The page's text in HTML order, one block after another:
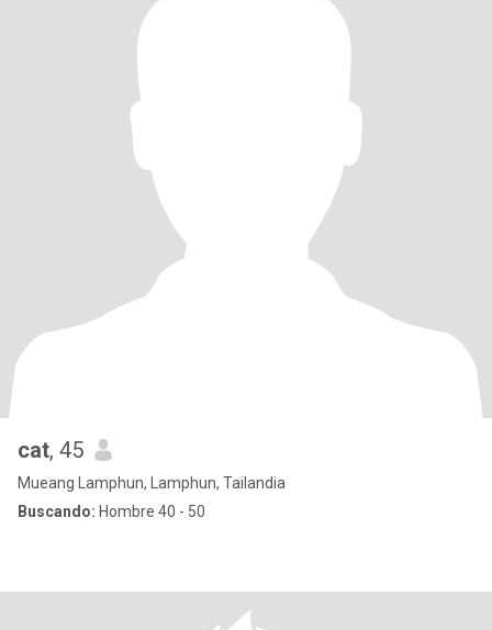
cat, 45
Mueang Lamphun, Lamphun, Tailandia
Buscando: Hombre 40 - 50